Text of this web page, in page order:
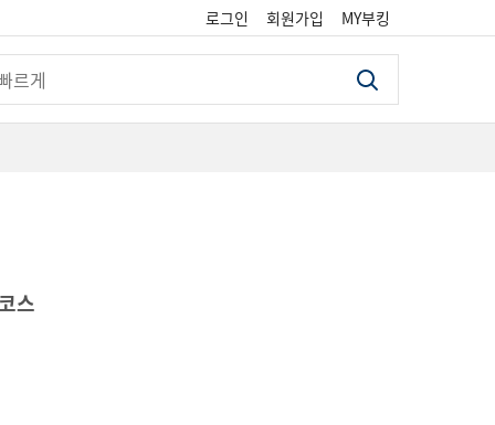
로그인 회원가입 MY부킹
검색
스